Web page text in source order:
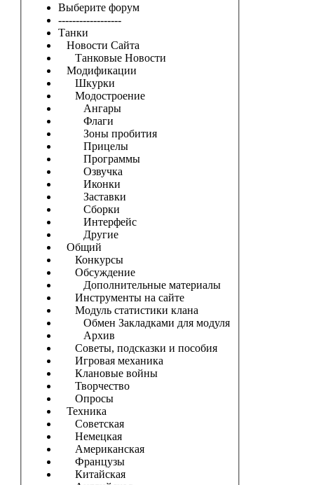
Выберите форум
------------------
Танки
Новости Сайта
Танковые Новости
Модификации
Шкурки
Модостроение
Ангары
Флаги
Зоны пробития
Прицелы
Программы
Озвучка
Иконки
Заставки
Сборки
Интерфейс
Другие
Общий
Конкурсы
Обсуждение
Дополнительные материалы
Инструменты на сайте
Модуль статистики клана
Обмен Закладками для модуля
Архив
Советы, подсказки и пособия
Игровая механика
Клановые войны
Творчество
Опросы
Техника
Советская
Немецкая
Американская
Французы
Китайская